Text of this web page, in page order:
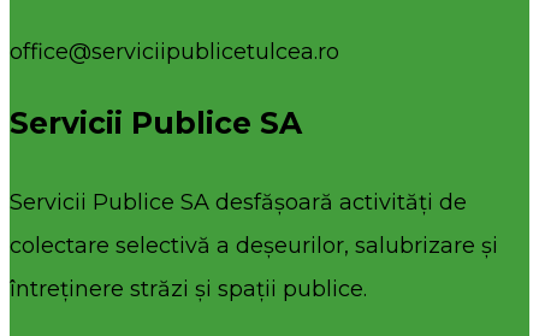
office@serviciipublicetulcea.ro
Servicii Publice SA
Servicii Publice SA desfășoară activități de
colectare selectivă a deșeurilor, salubrizare și
întreținere străzi și spații publice.